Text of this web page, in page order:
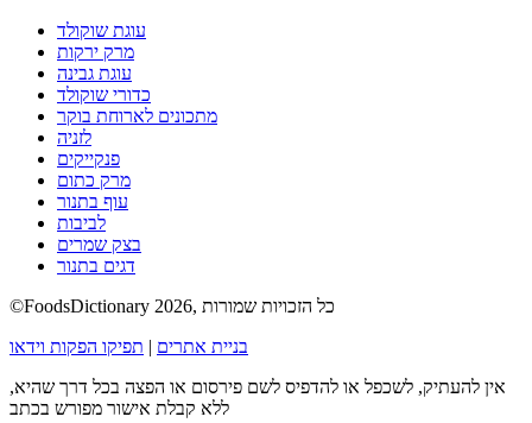
עוגת שוקולד
מרק ירקות
עוגת גבינה
כדורי שוקולד
מתכונים לארוחת בוקר
לזניה
פנקייקים
מרק כתום
עוף בתנור
לביבות
בצק שמרים
דגים בתנור
©FoodsDictionary 2026, כל הזכויות שמורות
בניית אתרים | תפיקו הפקות וידאו
אין להעתיק, לשכפל או להדפיס לשם פירסום או הפצה בכל דרך שהיא,
ללא קבלת אישור מפורש בכתב